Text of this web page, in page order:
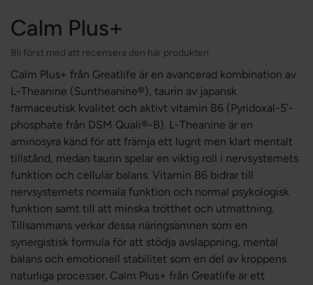
Calm Plus+
Bli först med att recensera den här produkten
Calm Plus+ från Greatlife är en avancerad kombination av
L-Theanine (Suntheanine®), taurin av japansk
farmaceutisk kvalitet och aktivt vitamin B6 (Pyridoxal-5′-
phosphate från DSM Quali®-B). L-Theanine är en
aminosyra känd för att främja ett lugnt men klart mentalt
tillstånd, medan taurin spelar en viktig roll i nervsystemets
funktion och cellulär balans. Vitamin B6 bidrar till
nervsystemets normala funktion och normal psykologisk
funktion samt till att minska trötthet och utmattning.
Tillsammans verkar dessa näringsämnen som en
synergistisk formula för att stödja avslappning, mental
balans och emotionell stabilitet som en del av kroppens
naturliga processer. Calm Plus+ från Greatlife är ett